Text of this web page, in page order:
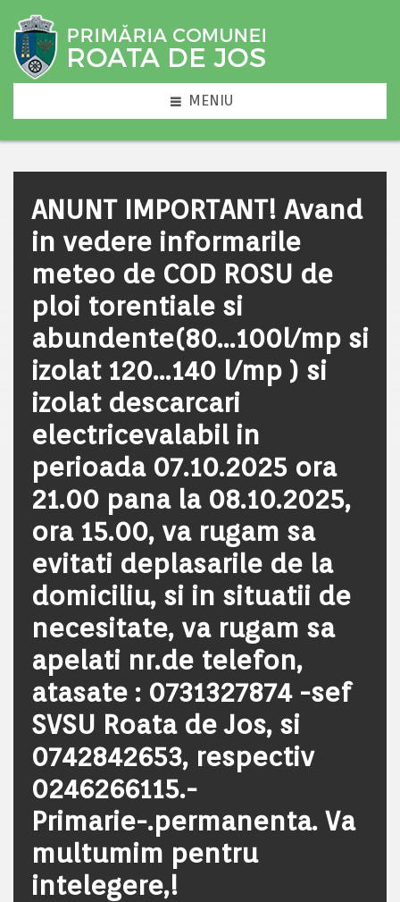
MENIU
ANUNT IMPORTANT! Avand
in vedere informarile
meteo de COD ROSU de
ploi torentiale si
abundente(80…100l/mp si
izolat 120…140 l/mp ) si
izolat descarcari
electricevalabil in
perioada 07.10.2025 ora
21.00 pana la 08.10.2025,
ora 15.00, va rugam sa
evitati deplasarile de la
domiciliu, si in situatii de
necesitate, va rugam sa
apelati nr.de telefon,
atasate : 0731327874 -sef
SVSU Roata de Jos, si
0742842653, respectiv
0246266115.-
Primarie-.permanenta. Va
multumim pentru
intelegere,!